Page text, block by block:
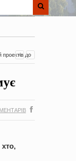
проектів до
збір ідей
хто,